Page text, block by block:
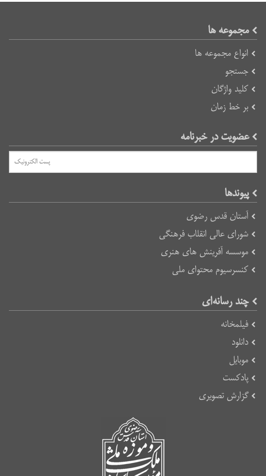
مجموعه ها
انواع مجموعه ها
جستجو
کلید واژگان
بر خط زمان
عضویت در خبرنامه
پیوند‌ها
آستان قدس رضوی
شورای عالی انقلاب فرهنگی
موسسه آفرینش های هنری
کنسرسیوم محتوای ملی
چند رسانه‌ای
فیلمخانه
دانلود
موبایل
پادکست
گزارش تصویری